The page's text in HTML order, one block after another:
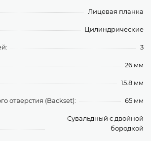
Лицевая планка
Цилиндрические
3
26 мм
15.8 мм
отверстия (Backset): 65 мм
Сувальдный с двойной
бородкой